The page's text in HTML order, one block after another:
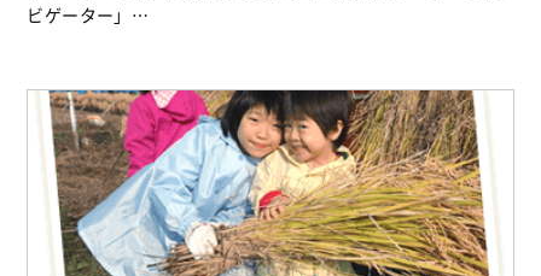
ビゲーター」…